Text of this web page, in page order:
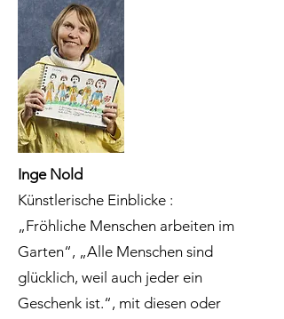
Inge Nold
Künstlerische Einblicke :
„Fröhliche Menschen arbeiten im
Garten“, „Alle Menschen sind
glücklich, weil auch jeder ein
Geschenk ist.“, mit diesen oder